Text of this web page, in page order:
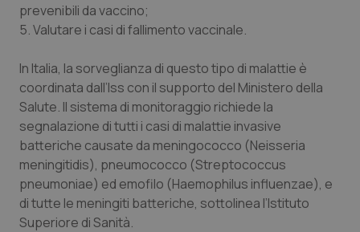
Sicilia
Umbria
Valle D’Aosta
Veneto
Neuroscienze & patologie neurodegenerative
Oftalmologia
Oncodermatologia
Oncoematologia
Oncologia & Nutrizione
prevenibili da vaccino;
5. Valutare i casi di fallimento vaccinale.
In Italia, la sorveglianza di questo tipo di malattie è
coordinata dall’Iss con il supporto del Ministero della
Salute. Il sistema di monitoraggio richiede la
segnalazione di tutti i casi di malattie invasive
batteriche causate da meningococco (Neisseria
meningitidis), pneumococco (Streptococcus
pneumoniae) ed emofilo (Haemophilus influenzae), e
di tutte le meningiti batteriche, sottolinea l’Istituto
Superiore di Sanità.